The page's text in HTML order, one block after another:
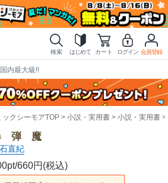
検索 はじめて カート ログイン 会員登録
内最大級!!
クシーモアTOP 小説・実用書 小説・実用書
弾 魔
直紀
660円(税込)